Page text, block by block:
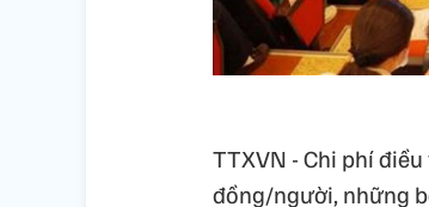
TTXVN - Chi phí
đồng/người, những